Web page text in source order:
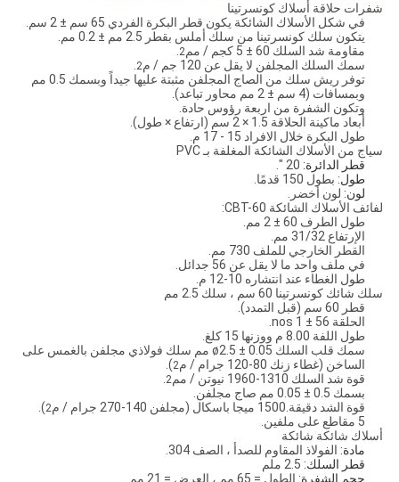
شفرات حلاقة أسلاك كونسرتينا
في شكل الأسلاك الشائكة يكون قطر البكرة الفردي 65 سم ± 2 سم.
يتكون سلك كونسرتينا من سلك أملس بقطر 2.5 مم ± 0.2 مم.
مقاومة شد السلك 60 ± 5 كجم / مم
2
.
سمك السلك المجلفن لا يقل عن 120 جم / م
2
.
توفر ريش سلك من الصاج المجلفن مثبتة عليها جيداً وبسمك 0.5 مم
وبمسافات (4 سم ± 2 مم محاور تباعد).
وتكون الشفرة من اربعة رؤوس حادة.
أبعاد ماكينة الحلاقة 1.5 × 2 سم (ارتفاع × طول).
طول البكرة خلال الافراد 15 - 17 م.
سياج من الأسلاك الشائكة المغلفة بـ PVC
قطر الدائرة:
طول: بطول 150 قدمًا.
لون: لون أخضر.
لفائف الأسلاك الشائكة CBT-60:
طول الطرف 60 ± 2 مم.
الإرتفاع 31/32 مم.
القطر الخارجي للملف 730 مم.
في ملف واحد ما لا يقل عن 56 جدائل.
طول الغطاء عند انتشاره 10-12 م.
سلك شائك كونسرتينا 60 سم ، سلك 2.5 مم
قطر 60 سم (قبل التمدد).
الحلقة 56 ± 1 nos.
طول اللفة 8.00 م ووزنها 15 كلغ.
سمك قلب السلك ø2.5 ± 0.05 مم سلك فولاذي مجلفن بالغمس على
الساخن (غطاء زنك 80-120 جرام / م
2
).
قوة شد السلك 1310-1960 نيوتن / مم
2
.
بسمك 0.5 ± 0.05 مم صاج مجلفن.
قوة الشد دقيقة.1500 ميجا باسكال (مجلفن 140-270 جرام / م
2
).
5 مقاطع على ملفين.
أسلاك شائكة شائكة
مادة: الفولاذ المقاوم للصدأ ، الصف 304.
قطر السلك:
حجم الشفرة: الطول = 65 مم ، العرض = 21 مم.